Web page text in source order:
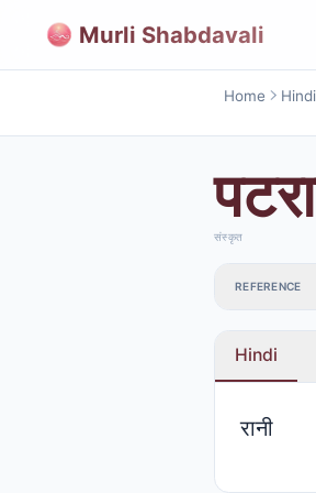
Murli Shabdavali
Home
संस्कृत
REFERENCE
Hindi
रानी